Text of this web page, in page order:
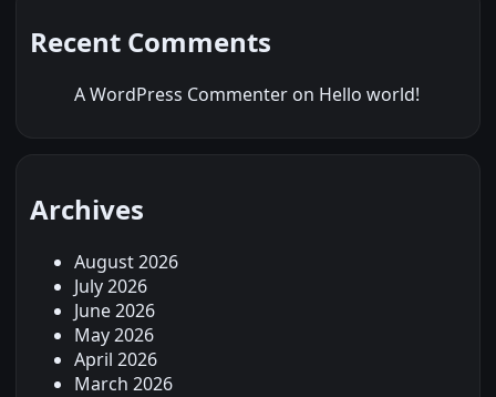
Recent Comments
A WordPress Commenter on Hello world!
Archives
August 2026
July 2026
June 2026
May 2026
April 2026
March 2026